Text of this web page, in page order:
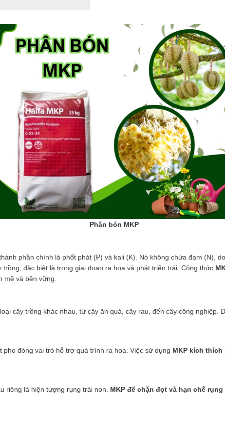
Phân bón MKP
phần chính là phốt phát (P) và kali (K). Nó không chứa đạm (N),
đặc biệt là trong giai đoạn ra hoa và phát triển trái. Công thức
mẽ và bền vững.
cây trồng khác nhau, từ cây ăn quả, cây rau, đến cây công nghiệp.
đóng vai trò hỗ trợ quá trình ra hoa. Việc sử dụng MKP kích thích
riêng là hiện tượng rụng trái non. MKP để chặn đọt và hạn chế